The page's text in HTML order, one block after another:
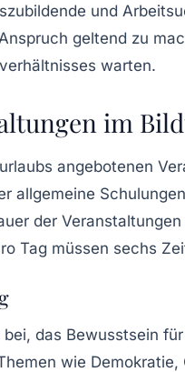
und
geltend zu
warten.
im
angebotenen
allgemeine
der
Tag müssen sechs
das Bewusstsein
wie Demokratie,